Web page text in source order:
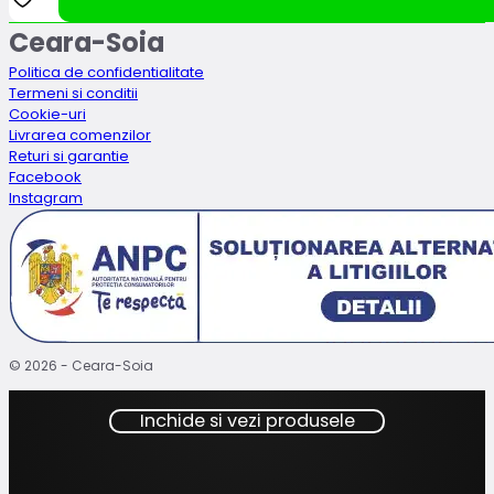
fost:
14.99lei.
13.49lei.
Ceara-Soia
Politica de confidentialitate
Termeni si conditii
Cookie-uri
Livrarea comenzilor
Returi si garantie
Facebook
Instagram
© 2026 - Ceara-Soia
Inchide si vezi produsele